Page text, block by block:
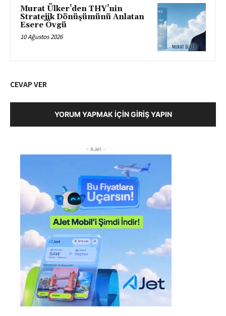
Murat Ülker’den THY’nin
Stratejik Dönüşümünü Anlatan
Esere Övgü
10 Ağustos 2026
CEVAP VER
YORUM YAPMAK İÇIN GIRIŞ YAPIN
- AJet -